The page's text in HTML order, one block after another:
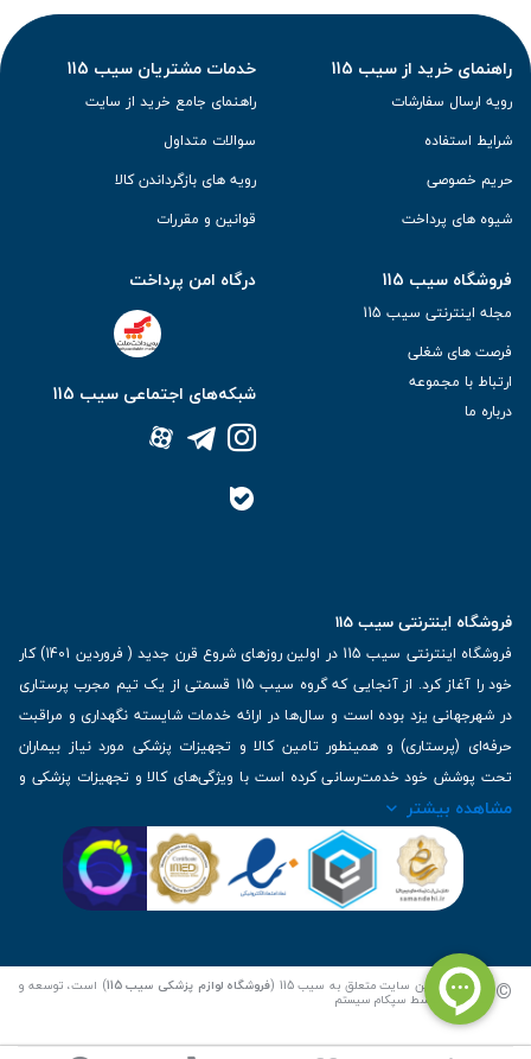
راهنمای خرید از سیب 115
رویه ارسال سفارشات
شرایط استفاده
حریم خصوصی
شیوه های پرداخت
خدمات مشتریان سیب 115
راهنمای جامع خرید از سایت
سوالات متداول
رویه های بازگرداندن کالا
قوانین و مقررات
فروشگاه سیب 115
مجله اینترنتی سیب 115
فرصت های شغلی
ارتباط با مجموعه
درباره ما
درگاه امن پرداخت
شبکه‌های اجتماعی سیب 115
فروشگاه اینترنتی سیب 115
فروشگاه اینترنتی سیب 115 در اولین روزهای شروع قرن جدید ( فروردین 1401) کار
خود را آغاز کرد. از آنجایی که گروه سیب 115 قسمتی از یک تیم مجرب پرستاری
در شهرجهانی یزد بوده است و سال‌ها در ارائه خدمات شایسته نگهداری و مراقبت
حرفه‌ای (پرستاری) و همینطور تامین کالا و تجهیزات پزشکی مورد نیاز بیماران
تحت پوشش خود خدمت‌رسانی کرده است با ویژگی‌های کالا و تجهیزات پزشکی و
برترین برندهای موجود در بازار اطلاعات بسیار ارزشمندی را دارا می‌باشد
| تلفن تماس : 36333383-035 | ایمیل: Info@Sib115.com
مشاهده بیشتر
© کلیه حقوق این سایت متعلق به سیب 115 ( فروشگاه لوازم پزشکی سیب 115 ) است، توسعه و
کدنویسی توسط سپکام سیستم